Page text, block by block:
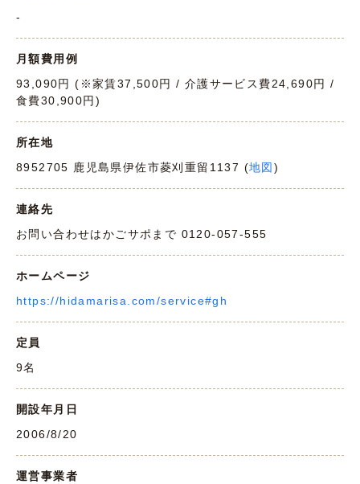
-
月額費用例
93,090円 (※家賃37,500円 / 介護サービス費24,690円 /
食費30,900円)
所在地
8952705 鹿児島県伊佐市菱刈重留1137 (地図 )
連絡先
お問い合わせはかごサポまで 0120-057-555
ホームページ
https://hidamarisa.com/service#gh
定員
9名
開設年月日
2006/8/20
運営事業者